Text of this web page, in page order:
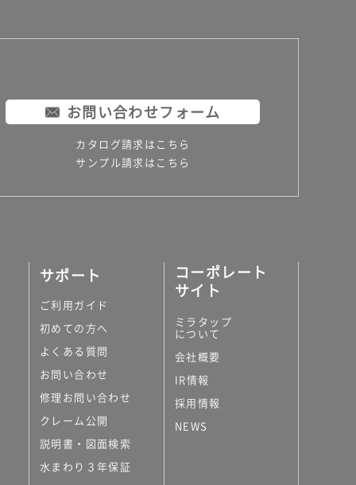
お問い合わせフォーム
カタログ請求はこちら
サンプル請求はこちら
サポート
ご利用ガイド
初めての方へ
よくある質問
お問い合わせ
修理お問い合わせ
クレーム公開
説明書・図面検索
水まわり３年保証
コーポレート
サイト
ミラタップ
について
会社概要
IR情報
採用情報
NEWS